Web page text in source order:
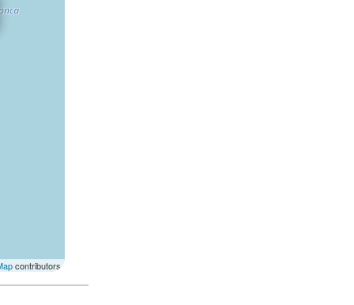
contributors